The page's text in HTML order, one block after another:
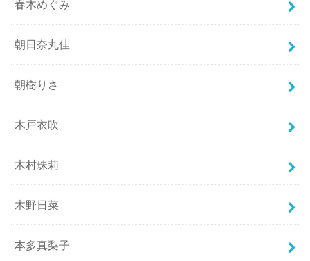
春木めぐみ
朝日奈丸佳
朝樹りさ
木戸衣吹
木村珠莉
木野日菜
本多真梨子